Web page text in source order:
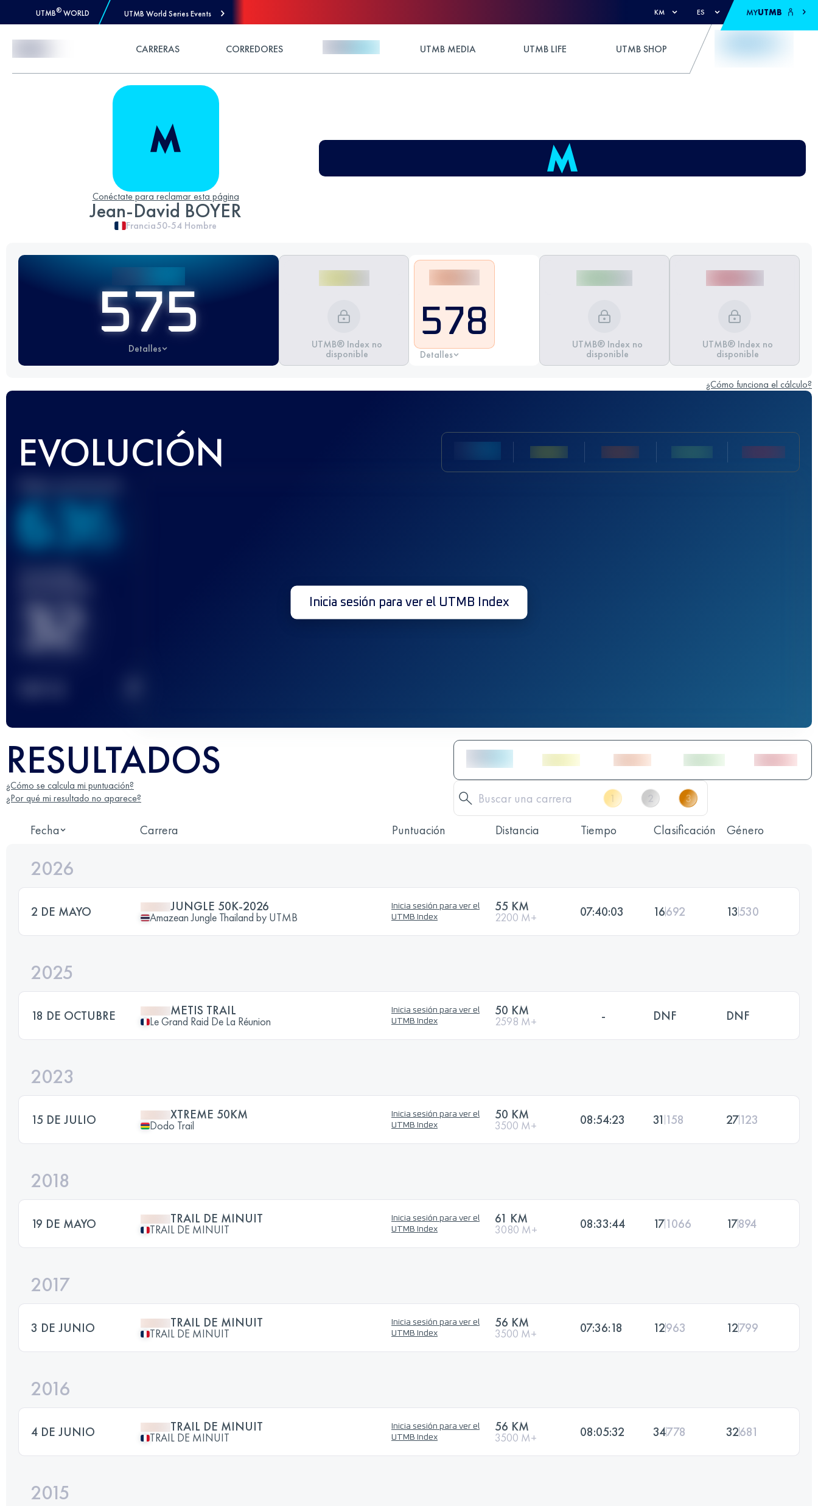
UTMB® WORLD UTMB World Series Events KM ES MYUTMB
CARRERAS CORREDORES UTMB MEDIA UTMB LIFE UTMB SHOP
Conéctate para reclamar esta página
Jean-David BOYER
Francia50-54 Hombre
575
Detalles UTMB® Index no
disponible
578
Detalles
UTMB® Index no
disponible
UTMB® Index no
disponible
¿Cómo funciona el cálculo?
EVOLUCIÓN
636
32 Inicia sesión para ver el UTMB Index
RESULTADOS
¿Cómo se calcula mi puntuación?
¿Por qué mi resultado no aparece?
Fecha Carrera Puntuación Distancia Tiempo Clasificación Género
2026
2 DE MAYO JUNGLE 50K-2026
Amazean Jungle Thailand by UTMB
Inicia sesión para ver el
UTMB Index
55 KM
2200 M+ 07:40:03 16692 13530
2025
18 DE OCTUBRE METIS TRAIL
Le Grand Raid De La Réunion
Inicia sesión para ver el
UTMB Index
50 KM
2598 M+ - DNF DNF
2023
15 DE JULIO XTREME 50KM
Dodo Trail
Inicia sesión para ver el
UTMB Index
50 KM
3500 M+ 08:54:23 31 158 27123
2018
19 DE MAYO TRAIL DE MINUIT
TRAIL DE MINUIT
Inicia sesión para ver el
UTMB Index
61 KM
3080 M+ 08:33:44 171066 17894
2017
3 DE JUNIO TRAIL DE MINUIT
TRAIL DE MINUIT
Inicia sesión para ver el
UTMB Index
56 KM
3500 M+ 07:36:18 12963 12799
2016
4 DE JUNIO TRAIL DE MINUIT
TRAIL DE MINUIT
Inicia sesión para ver el
UTMB Index
56 KM
3500 M+ 08:05:32 34778 32681
2015